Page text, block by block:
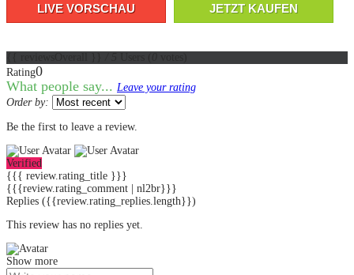
LIVE VORSCHAU JETZT KAUFEN
Rating0
What people say... Leave your rating
Order by:
Be the first to leave a review.
Verified
{{{ review.rating_title }}}
{{{review.rating_comment | nl2br}}}
Replies ({{review.rating_replies.length}})
This review has no replies yet.
Show more